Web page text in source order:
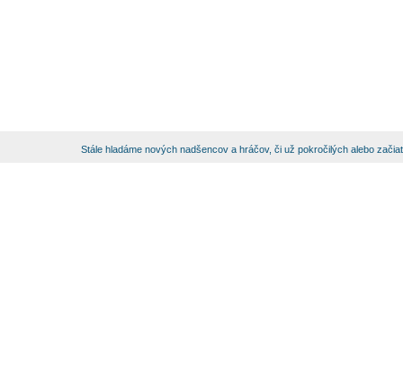
Stále hladáme nových nadšencov a hráčov, či už pokročilých alebo